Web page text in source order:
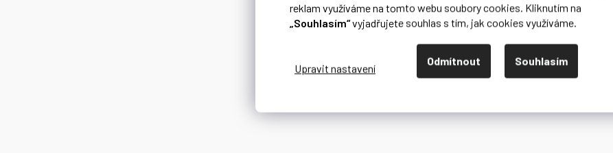
reklam využíváme na tomto webu soubory cookies. Kliknutím na
„Souhlasím“vyjadřujete souhlas s tím, jak cookies využíváme.
Odmítnout Souhlasím